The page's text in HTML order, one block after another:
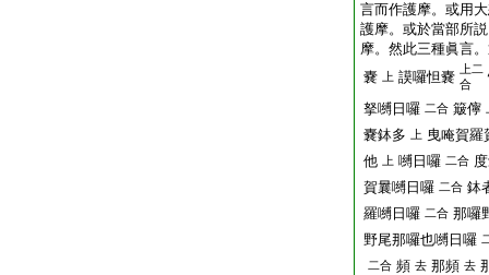
言而作護摩。或用
護摩。或於當部所
摩。然此三種眞言
嚢
上 謨囉怛嚢
上二
合
拏嚩日囉 二合 簸儜
嚢鉢多 上 曳唵賀羅
他
上 嚩日囉 二合
賀曩嚩日囉 二合 鉢
羅嚩日囉 二合 那囉
野尾那囉也嚩日囉
二合 頻 去 那頻 去